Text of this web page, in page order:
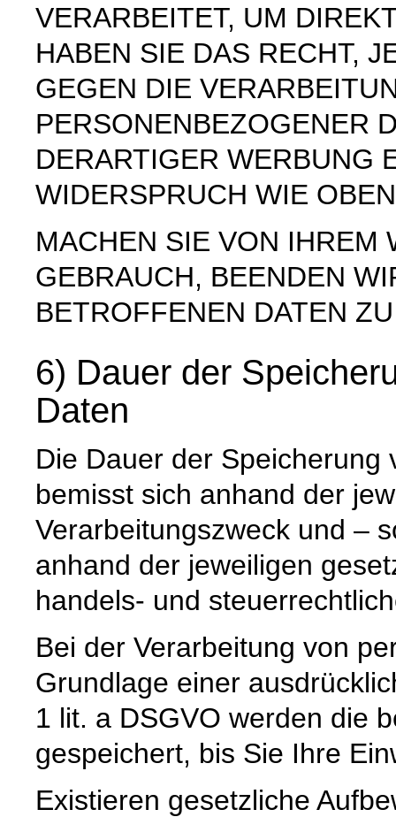
VERARBEITET, UM
HABEN SIE DAS RECHT,
GEGEN DIE
PERSONENBEZOGENER
DERARTIGER WERBUNG
WIDERSPRUCH WIE
MACHEN SIE VON IHREM
GEBRAUCH, BEENDEN
BETROFFENEN DATEN
6) Dauer der
Daten
Die Dauer der
bemisst sich anhand der
Verarbeitungszweck und –
anhand der jeweiligen
handels- und
Bei der Verarbeitung von
Grundlage einer
1 lit. a DSGVO werden die
gespeichert, bis Sie Ihre
Existieren gesetzliche